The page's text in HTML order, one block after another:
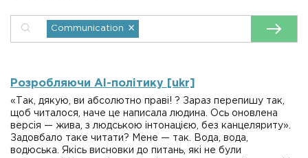
Communication ×
Розробляючи AI-політику [ukr]
«Так, дякую, ви абсолютно праві! ? Зараз перепишу так,
щоб читалося, наче це написала людина. Ось оновлена
версія — жива, з людською інтонацією, без канцеляриту».
Задовбало таке читати? Мене — так. Вода, вода,
водюська. Якісь висновки до питань, які не були